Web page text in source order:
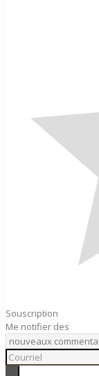
Souscription
Me notifier des